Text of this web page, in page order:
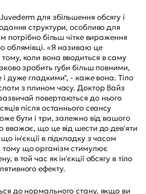
для збільшення обсягу і
структури, особливо для
потрібно більш чітке вираження
облямівці. «Я називаю це
коли вона вводиться в саму
зробить губи більш повними,
і дуже гладкими", - каже вона. Тіло
з плином часу. Доктор Вайз
повертаються до нього
після останнього сеансу
бути і три, залежно від вашого
вважає, що це від шести до дев'яти
ін'єкції в підкладку з часом
що організм стимулює
в той час як ін'єкції обсягу в тіло
ефекту.
до нормального стану, якщо ви